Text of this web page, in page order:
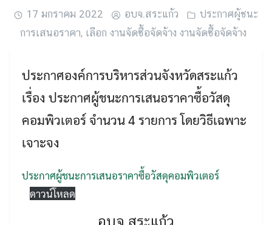
17 มกราคม 2022 อบจ.สระแก้ว
ประกาศผู้ชนะ
การเสนอราคา, เลือก งานจัดซื้อจัดจ้าง งานจัดซื้อจัดจ้าง
ประกาศองค์การบริหารส่วนจังหวัดสระแก้ว
เรื่อง ประกาศผู้ชนะการเสนอราคาซื้อวัสดุ
คอมพิวเตอร์ จำนวน 4 รายการ โดยวิธีเฉพาะ
เจาะจง
ประกาศผู้ชนะการเสนอราคาซื้อวัสดุคอมพิวเตอร์
ดาวน์โหลด
อบจ.สระแก้ว